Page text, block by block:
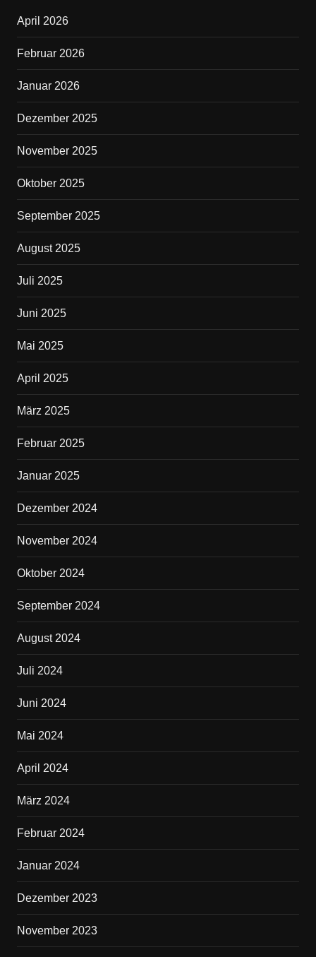
o
o
k
April 2026
Februar 2026
Januar 2026
Dezember 2025
November 2025
Oktober 2025
September 2025
August 2025
Juli 2025
Juni 2025
Mai 2025
April 2025
März 2025
Februar 2025
Januar 2025
Dezember 2024
November 2024
Oktober 2024
September 2024
August 2024
Juli 2024
Juni 2024
Mai 2024
April 2024
März 2024
Februar 2024
Januar 2024
Dezember 2023
November 2023